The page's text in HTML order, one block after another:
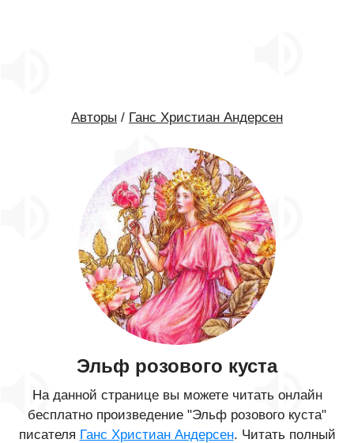
Авторы / Ганс Христиан Андерсен
Эльф розового куста
На данной странице вы можете читать онлайн
бесплатно произведение "Эльф розового куста"
писателя Ганс Христиан Андерсен. Читать полный